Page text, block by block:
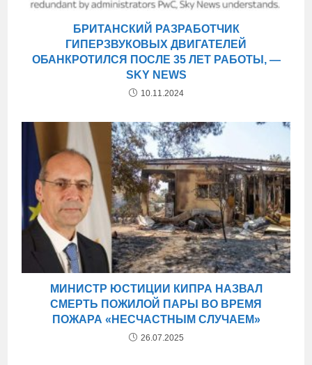
БРИТАНСКИЙ РАЗРАБОТЧИК
ГИПЕРЗВУКОВЫХ ДВИГАТЕЛЕЙ
ОБАНКРОТИЛСЯ ПОСЛЕ 35 ЛЕТ РАБОТЫ, —
SKY NEWS
10.11.2024
МИНИСТР ЮСТИЦИИ КИПРА НАЗВАЛ
СМЕРТЬ ПОЖИЛОЙ ПАРЫ ВО ВРЕМЯ
ПОЖАРА «НЕСЧАСТНЫМ СЛУЧАЕМ»
26.07.2025